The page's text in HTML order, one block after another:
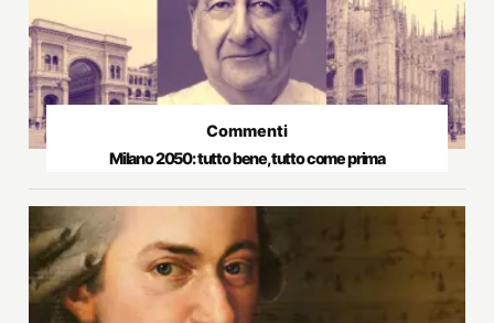
Commenti
Milano 2050: tutto bene, tutto come prima